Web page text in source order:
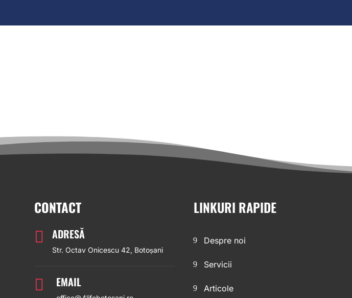
CONTACT
 ADRESĂ
Str. Octav Onicescu 42, Botoșani
 EMAIL
LINKURI RAPIDE
Despre noi
Servicii
Articole